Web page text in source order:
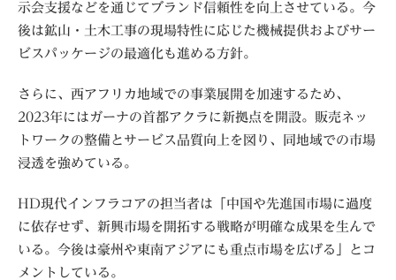
示会支援などを通じてブランド信頼性を向上させている。今
後は鉱山・土木工事の現場特性に応じた機械提供およびサー
ビスパッケージの最適化も進める方針。
さらに、西アフリカ地域での事業展開を加速するため、
2023年にはガーナの首都アクラに新拠点を開設。販売ネッ
トワークの整備とサービス品質向上を図り、同地域での市場
浸透を強めている。
HD現代インフラコアの担当者は「中国や先進国市場に過度
に依存せず、新興市場を開拓する戦略が明確な成果を生んで
いる。今後は豪州や東南アジアにも重点市場を広げる」とコ
メントしている。